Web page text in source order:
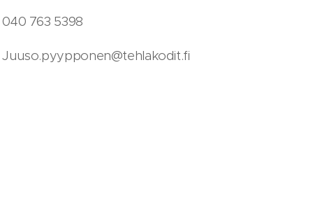
040 763 5398
Juuso.pyypponen@tehlakodit.fi